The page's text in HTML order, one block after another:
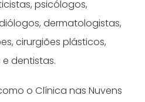
psicólogos,
dermatologistas,
cirurgiões plásticos,
dentistas.
o Clínica nas Nuvens